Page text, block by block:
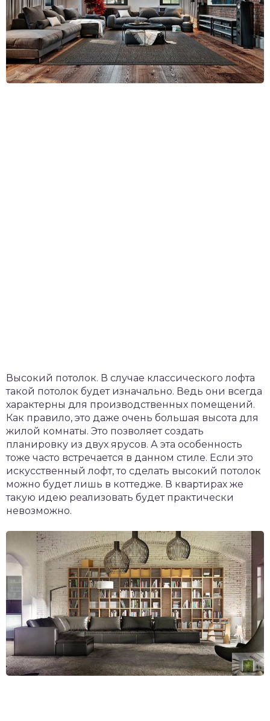
Высокий потолок. В случае классического лофта
такой потолок будет изначально. Ведь они всегда
характерны для производственных помещений.
Как правило, это даже очень большая высота для
жилой комнаты. Это позволяет создать
планировку из двух ярусов. А эта особенность
тоже часто встречается в данном стиле. Если это
искусственный лофт, то сделать высокий потолок
можно будет лишь в коттедже. В квартирах же
такую идею реализовать будет практически
невозможно.